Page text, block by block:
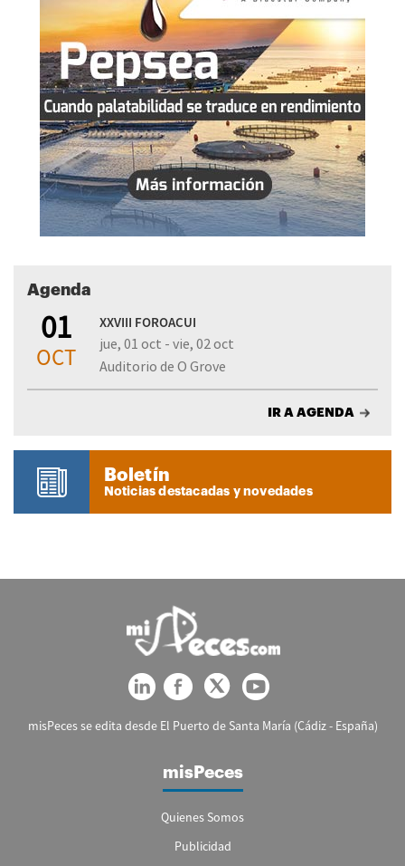
Agenda
01
OCT
XXVIII FOROACUI
jue, 01 oct - vie, 02 oct
Auditorio de O Grove
IR A AGENDA
Boletín
Noticias destacadas y novedades
misPeces se edita desde El Puerto de Santa María (Cádiz - España)
misPeces
Quienes Somos
Publicidad